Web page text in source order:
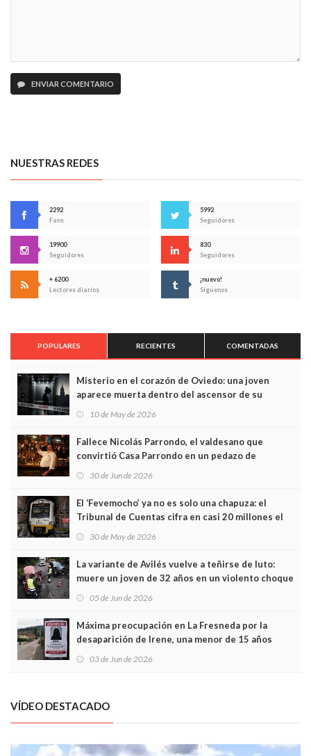
ENVIAR COMENTARIO
NUESTRAS REDES
2292
Fans
5992
Seguidores
19900
Seguidores
830
Seguidores
+ 6200
Lectores diarios
¡nuevo!
Síguenos
POPULARES RECIENTES COMENTADAS
Misterio en el corazón de Oviedo: una joven
aparece muerta dentro del ascensor de su
edificio y las cámaras captan sus últimos minutos
10 de May de 2026
Fallece Nicolás Parrondo, el valdesano que
convirtió Casa Parrondo en un pedazo de
Asturias en Madrid
30 de Jun de 2026
El ‘Fevemocho’ ya no es solo una chapuza: el
Tribunal de Cuentas cifra en casi 20 millones el
sobrecoste de los trenes que no cabían por los
30 de May de 2026
La variante de Avilés vuelve a teñirse de luto:
muere un joven de 32 años en un violento choque
frontal
05 de Jun de 2026
Máxima preocupación en La Fresneda por la
desaparición de Irene, una menor de 15 años
03 de Jun de 2026
VÍDEO DESTACADO